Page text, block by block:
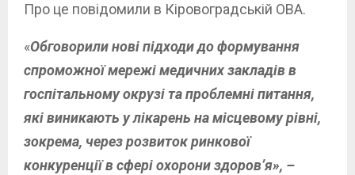
Про це повідомили в Кіровоградській ОВА.
«Обговорили нові підходи до формування
спроможної мережі медичних закладів в
госпітальному окрузі та проблемні питання,
які виникають у лікарень на місцевому рівні,
зокрема, через розвиток ринкової
конкуренції в сфері охорони здоровʼя», –